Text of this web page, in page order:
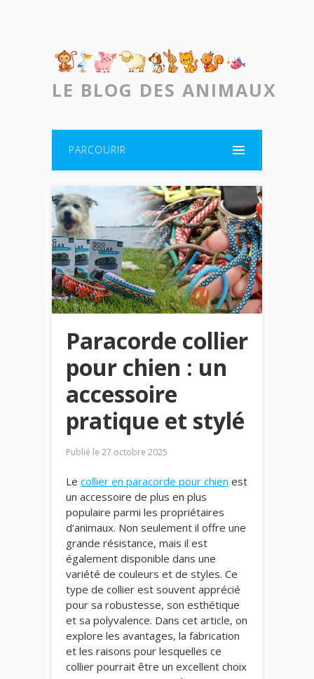
LE BLOG DES ANIMAUX
PARCOURIR
Paracorde collier
pour chien : un
accessoire
pratique et stylé
Publié le 27 octobre 2025
Le collier en paracorde pour chien est
un accessoire de plus en plus
populaire parmi les propriétaires
d’animaux. Non seulement il offre une
grande résistance, mais il est
également disponible dans une
variété de couleurs et de styles. Ce
type de collier est souvent apprécié
pour sa robustesse, son esthétique
et sa polyvalence. Dans cet article, on
explore les avantages, la fabrication
et les raisons pour lesquelles ce
collier pourrait être un excellent choix